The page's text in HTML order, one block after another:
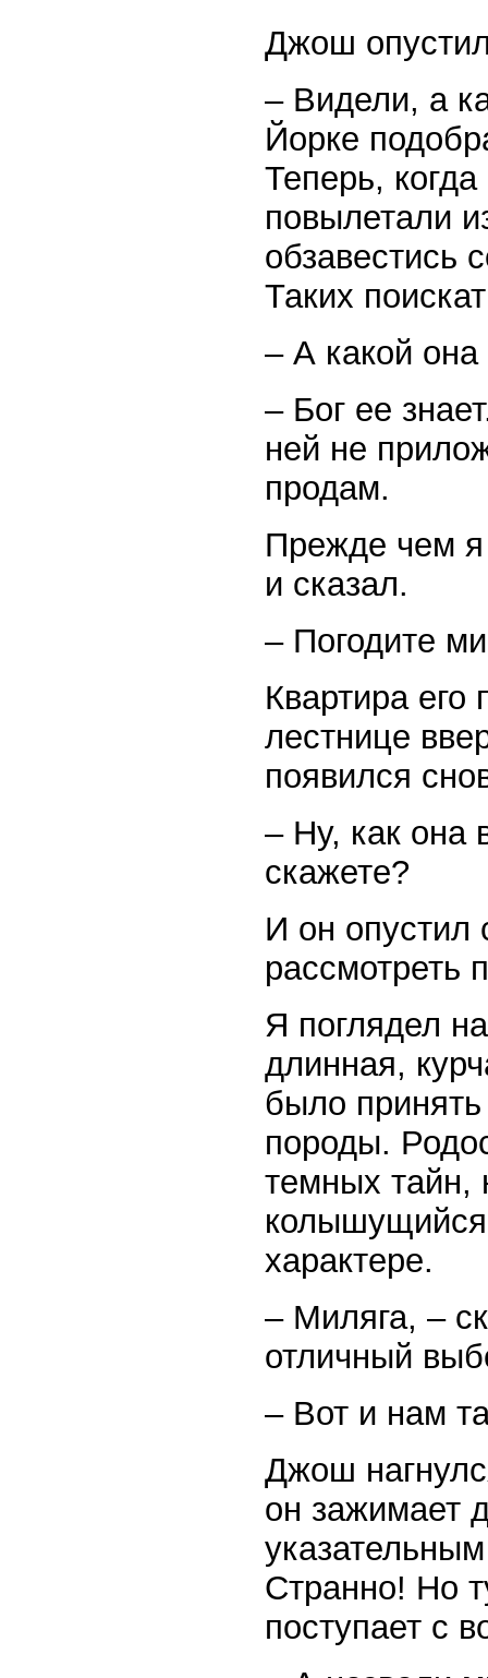
Джош
– Видели, а
Йорке
Теперь,
повылетали
обзавестись
Таких
– А какой
– Бог ее
ней не
продам.
Прежде чем я
и сказал.
– Погодите
Квартира
лестнице
появился
– Ну, как она
скажете?
И он опустил
рассмотреть
Я поглядел
длинная,
было
породы.
темных тайн,
колышущийся
характере.
– Миляга, –
отличный
– Вот и нам
Джош
он зажимает
Странно! Но
поступает с